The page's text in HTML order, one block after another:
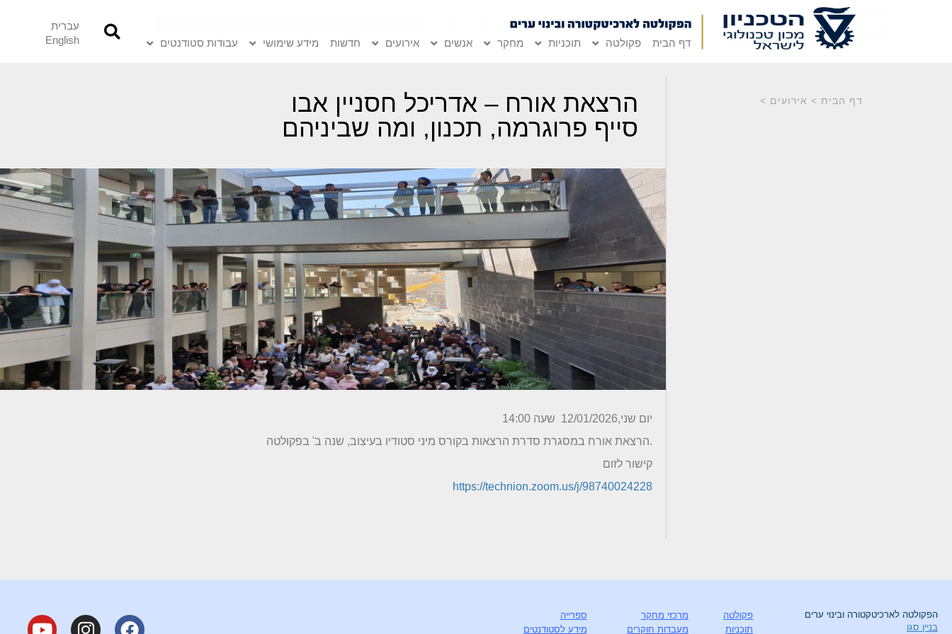
דף הבית פקולטה תוכניות מחקר אנשים אירועים חדשות מידע שימושי עבודות סטודנטים
עברית
English
דף הבית > אירועים >
הרצאת אורח – אדריכל חסניין אבו
סייף פרוגרמה, תכנון, ומה שביניהם
יום שני,12/01/2026 שעה 14:00
.הרצאת אורח במסגרת סדרת הרצאות בקורס מיני סטודיו בעיצוב, שנה ב' בפקולטה
קישור לזום
https://technion.zoom.us/j/98740024228
הפקולטה לארכיטקטורה ובינוי ערים
בניין סגו
פקולטה
תוכניות
מרכזי מחקר
מעבדות חוקרים
ספרייה
מידע לסטודנטים